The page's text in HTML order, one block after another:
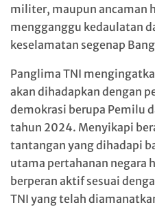
militer, maupun ancaman
mengganggu kedaulatan
keselamatan segenap
Panglima TNI
akan dihadapkan dengan
demokrasi berupa Pemilu
tahun 2024. Menyikapi
tantangan yang dihadapi
utama pertahanan negara
berperan aktif sesuai
TNI yang telah